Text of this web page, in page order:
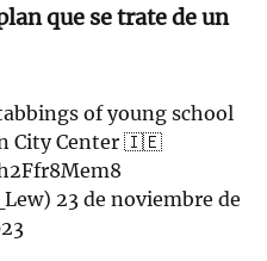
que se trate de un
of young school
City Center 🇮🇪
23 de noviembre de